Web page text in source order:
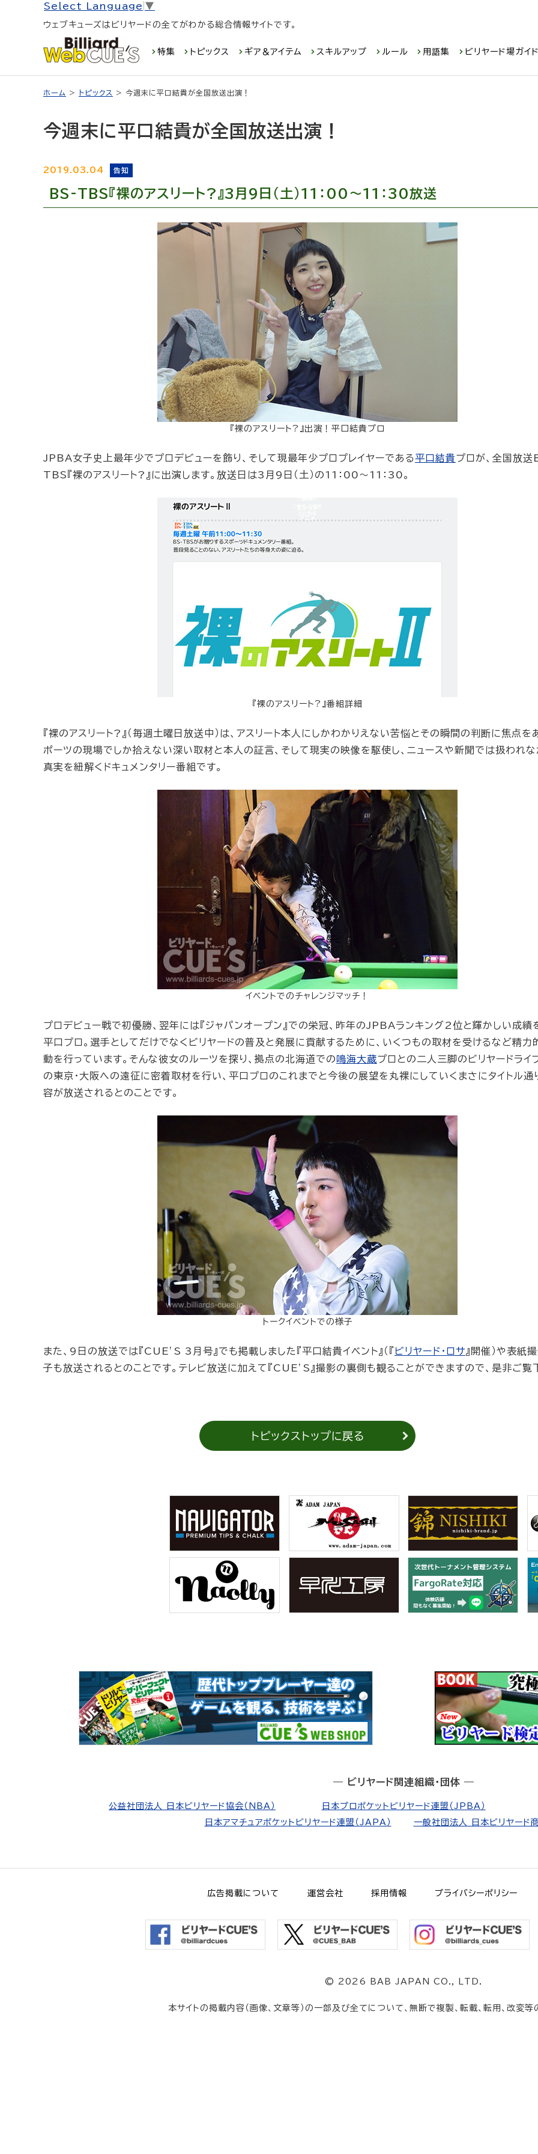
Select Language ▼
ウェブキューズはビリヤードの全てがわかる総合情報サイトです。
特集 トピックス ギア＆アイテム スキルアップ ルール 用語集 ビリヤード場ガイド
ホーム > トピックス > 今週末に平口結貴が全国放送出演！
今週末に平口結貴が全国放送出演！
2019.03.04 告知
BS-TBS『裸のアスリート?』3月9日（土）11：00～11：30放送
『裸のアスリート?』出演！平口結貴プロ
JPBA女子史上最年少でプロデビューを飾り、そして現最年少プロプレイヤーである平口結貴プロが、全国放送
TBS『裸のアスリート?』に出演します。放送日は3月9日（土）の11：00～11：30。
『裸のアスリート?』番組詳細
『裸のアスリート?』（毎週土曜日放送中）は、アスリート本人にしかわかりえない苦悩とその瞬間の判断に焦点を
ポーツの現場でしか拾えない深い取材と本人の証言、そして現実の映像を駆使し、ニュースや新聞では扱われな
真実を紐解くドキュメンタリー番組です。
イベントでのチャレンジマッチ！
プロデビュー戦で初優勝、翌年には『ジャパンオープン』での栄冠、昨年のJPBAランキング2位と輝かしい成績
平口プロ。選手としてだけでなくビリヤードの普及と発展に貢献するために、いくつもの取材を受けるなど精力
動を行っています。そんな彼女のルーツを探り、拠点の北海道での 鳴海大蔵プロとの二人三脚のビリヤードライ
の東京・大阪への遠征に密着取材を行い、平口プロのこれまでと今後の展望を丸裸にしていくまさにタイトル通
容が放送されるとのことです。
トークイベントでの様子
また、9日の放送では『CUE’S 3月号』でも掲載しました『平口結貴イベント』（『 ビリヤード・ロサ 』開催）や表紙
子も放送されるとのことです。テレビ放送に加えて『CUE’S』撮影の裏側も観ることができますので、是非ご覧
トピックストップに戻る
― ビリヤード関連組織・団体 ―
公益社団法人 日本ビリヤード協会（NBA） 日本プロポケットビリヤード連盟（JPBA）
日本アマチュアポケットビリヤード連盟（JAPA）
一般社団法人 日本ビリヤード
広告掲載について 運営会社 採用情報 プライバシーポリシー
© 2026 BAB JAPAN CO., LTD.
本サイトの掲載内容（画像、文章等）の一部及び全てについて、無断で複製、転載、転用、改変